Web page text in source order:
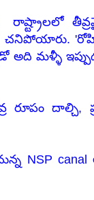
మళ్ళీ
దాల్చి,
NSP